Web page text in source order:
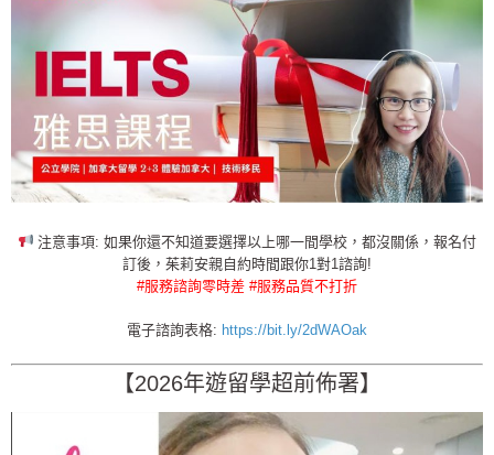
注意事項: 如果你還不知道要選擇以上哪一間學校，都沒關係，報名付
訂後，茱莉安親自約時間跟你1對1諮詢!
#服務諮詢零時差 #服務品質不打折
電子諮詢表格: https://bit.ly/2dWAOak
【2026年遊留學超前佈署】